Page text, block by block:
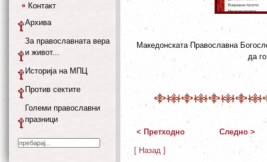
Македонската Православна
да
< Претходно Следно >
[ Назад ]
Контакт
Архива
За православната вера
и живот...
Историја на МПЦ
Против сектите
Големи православни
празници